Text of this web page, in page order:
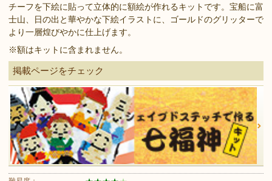
チーフを下絵に貼って立体的に額絵が作れるキットです。宝船に富
士山、日の出と華やかな下絵イラストに、ゴールドのグリッターで
より一層煌びやかに仕上げます。
※額はキットに含まれません。
掲載ページをチェック